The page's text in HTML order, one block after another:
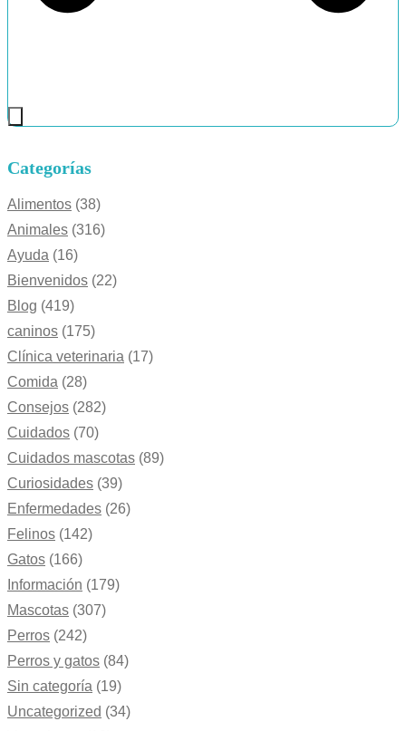
Categorías
Alimentos (38)
Animales (316)
Ayuda (16)
Bienvenidos (22)
Blog (419)
caninos (175)
Clínica veterinaria (17)
Comida (28)
Consejos (282)
Cuidados (70)
Cuidados mascotas (89)
Curiosidades (39)
Enfermedades (26)
Felinos (142)
Gatos (166)
Información (179)
Mascotas (307)
Perros (242)
Perros y gatos (84)
Sin categoría (19)
Uncategorized (34)